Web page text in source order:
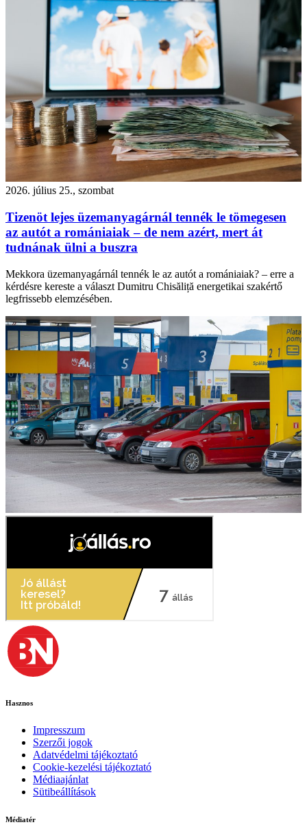
2026. július 25., szombat
Tizenöt lejes üzemanyagárnál tennék le tömegesen
az autót a romániaiak – de nem azért, mert át
tudnának ülni a buszra
Mekkora üzemanyagárnál tennék le az autót a romániaiak? – erre a
kérdésre kereste a választ Dumitru Chisăliță energetikai szakértő
legfrissebb elemzésében.
Hasznos
Impresszum
Szerzői jogok
Adatvédelmi tájékoztató
Cookie-kezelési tájékoztató
Médiaajánlat
Sütibeállítások
Médiatér